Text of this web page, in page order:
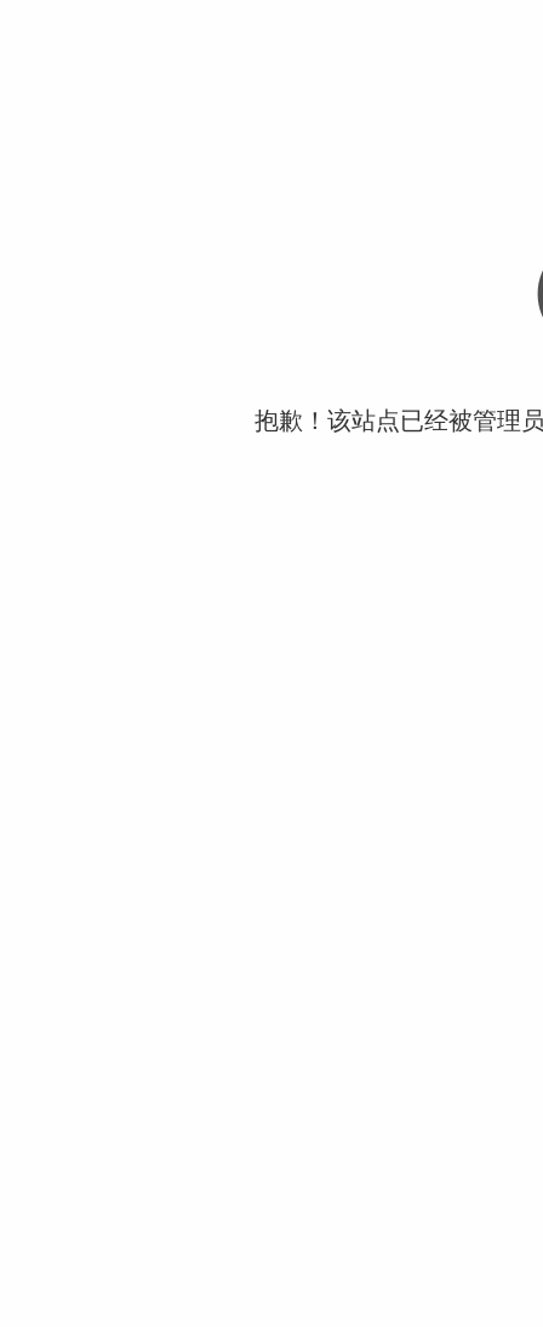
抱歉！该站点已经被管理